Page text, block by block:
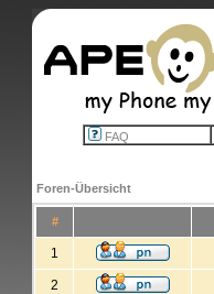
FAQ
Foren-Übersicht
#
1
2